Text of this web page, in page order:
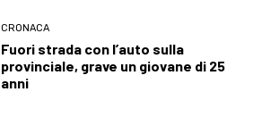
CRONACA
Fuori strada con l’auto sulla
provinciale, grave un giovane di 25
anni